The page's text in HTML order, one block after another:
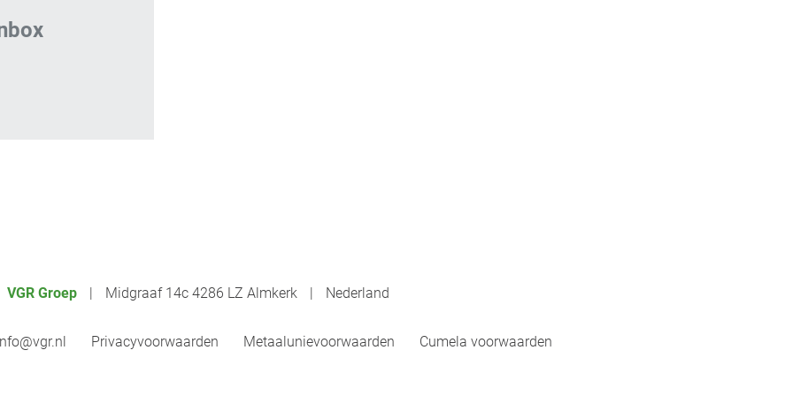
VGR Groep Midgraaf 14c 4286 LZ Almkerk Nederland
Privacyvoorwaarden Metaalunievoorwaarden Cumela voorwaarden